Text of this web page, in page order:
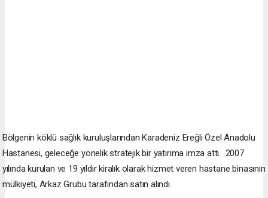
Bölgenin köklü sağlık kuruluşlarından Karadeniz Ereğli Özel Anadolu
Hastanesi, geleceğe yönelik stratejik bir yatırıma imza attı. 2007
yılında kurulan ve 19 yıldır kiralık olarak hizmet veren hastane binasının
mülkiyeti, Arkaz Grubu tarafından satın alındı.